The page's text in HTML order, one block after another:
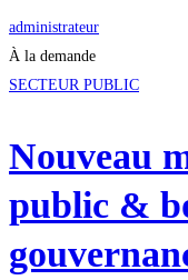
administrateur
À la demande
SECTEUR PUBLIC
Nouveau
public &